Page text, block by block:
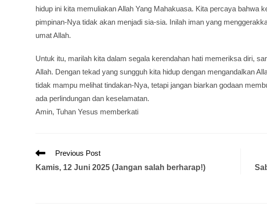
hidup ini kita memuliakan Allah Yang Mahakuasa. Kita percaya bahwa
pimpinan-Nya tidak akan menjadi sia-sia. Inilah iman yang
umat Allah.
Untuk itu, marilah kita dalam segala kerendahan hati memeriksa diri,
Allah. Dengan tekad yang sungguh kita hidup dengan mengandalkan
tidak mampu melihat tindakan-Nya, tetapi jangan biarkan godaan
ada perlindungan dan keselamatan.
Amin, Tuhan Yesus memberkati
Previous Post
Kamis, 12 Juni 2025 (Jangan salah berharap!)